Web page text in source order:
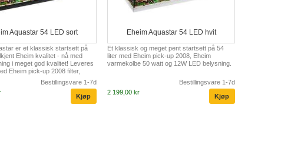
Aquastar 54 LED sort
er et klassisk startsett på
Eheim kvalitet - nå med
i meget god kvalitet! Leveres
Eheim pick-up 2008 filter,
50 watt og 12W LED
Bestillingsvare 1-7d
Eheim Aquastar 54 LED hvit
Et klassisk og meget pent startsett på 54
liter med Eheim pick-up 2008, Eheim
varmekolbe 50 watt og 12W LED belysning.
Bestillingsvare 1-7d
2 199,00 kr